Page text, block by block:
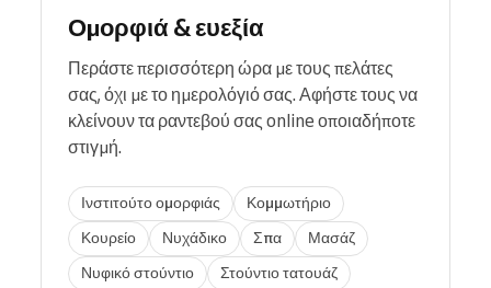
Ομορφιά & ευεξία
Περάστε περισσότερη ώρα με τους πελάτες
σας, όχι με το ημερολόγιό σας. Αφήστε τους να
κλείνουν τα ραντεβού σας online οποιαδήποτε
στιγμή.
Ινστιτούτο ομορφιάς
Κομμωτήριο
Κουρείο
Νυχάδικο Σπα
Μασάζ
Νυφικό στούντιο
Στούντιο τατουάζ